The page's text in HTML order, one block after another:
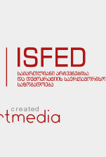
created